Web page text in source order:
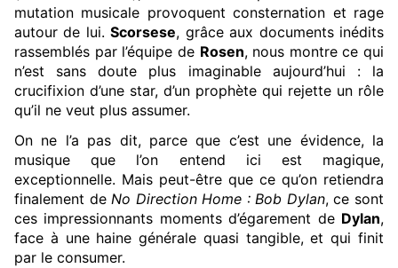
mutation musicale provoquent consternation et rage
autour de lui. Scorsese, grâce aux documents inédits
rassemblés par l’équipe de Rosen, nous montre ce qui
n’est sans doute plus imaginable aujourd’hui : la
crucifixion d’une star, d’un prophète qui rejette un rôle
qu’il ne veut plus assumer.
On ne l’a pas dit, parce que c’est une évidence, la
musique que l’on entend ici est magique,
exceptionnelle. Mais peut-être que ce qu’on retiendra
finalement de No Direction Home : Bob Dylan, ce sont
ces impressionnants moments d’égarement de Dylan,
face à une haine générale quasi tangible, et qui finit
par le consumer.